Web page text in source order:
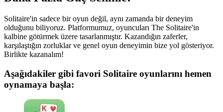
Solitaire'in sadece bir oyun değil, aynı zamanda bir deneyim
olduğunu biliyoruz. Platformumuz, oyuncuları The Solitaire'in
kalbine götürmek üzere tasarlanmıştır. Kazandığın zaferler,
karşılaştığın zorluklar ve genel oyun deneyimin bize yol gösteriyor.
Birlikte kazanalım!
Aşağıdakiler gibi favori Solitaire oyunlarını hemen
oynamaya başla: